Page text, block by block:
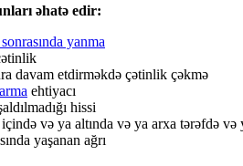
əhatə edir:
yanma
davam etdirməkdə çətinlik çəkmə
ehtiyacı
hissi
və ya altında və ya arxa tərəfdə və
yaşanan ağrı